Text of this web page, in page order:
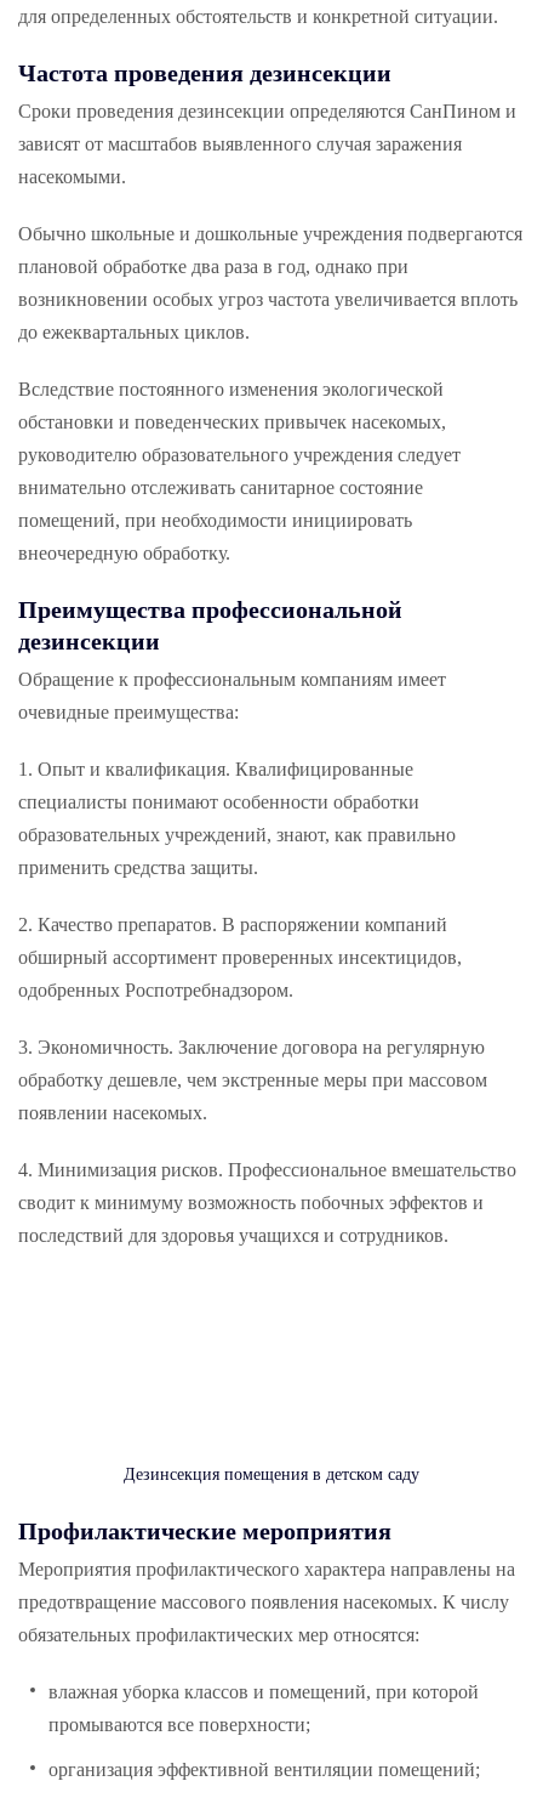
для определенных обстоятельств и конкретной ситуации.
Частота проведения дезинсекции
Сроки проведения дезинсекции определяются СанПином и
зависят от масштабов выявленного случая заражения
насекомыми.
Обычно школьные и дошкольные учреждения подвергаются
плановой обработке два раза в год, однако при
возникновении особых угроз частота увеличивается вплоть
до ежеквартальных циклов.
Вследствие постоянного изменения экологической
обстановки и поведенческих привычек насекомых,
руководителю образовательного учреждения следует
внимательно отслеживать санитарное состояние
помещений, при необходимости инициировать
внеочередную обработку.
Преимущества профессиональной
дезинсекции
Обращение к профессиональным компаниям имеет
очевидные преимущества:
Опыт и квалификация. Квалифицированные
специалисты понимают особенности обработки
образовательных учреждений, знают, как правильно
применить средства защиты.
Качество препаратов. В распоряжении компаний
обширный ассортимент проверенных инсектицидов,
одобренных Роспотребнадзором.
Экономичность. Заключение договора на регулярную
обработку дешевле, чем экстренные меры при массовом
появлении насекомых.
Минимизация рисков. Профессиональное вмешательство
сводит к минимуму возможность побочных эффектов и
последствий для здоровья учащихся и сотрудников.
Дезинсекция помещения в детском саду
Профилактические мероприятия
Мероприятия профилактического характера направлены на
предотвращение массового появления насекомых. К числу
обязательных профилактических мер относятся:
влажная уборка классов и помещений, при которой
промываются все поверхности;
организация эффективной вентиляции помещений;